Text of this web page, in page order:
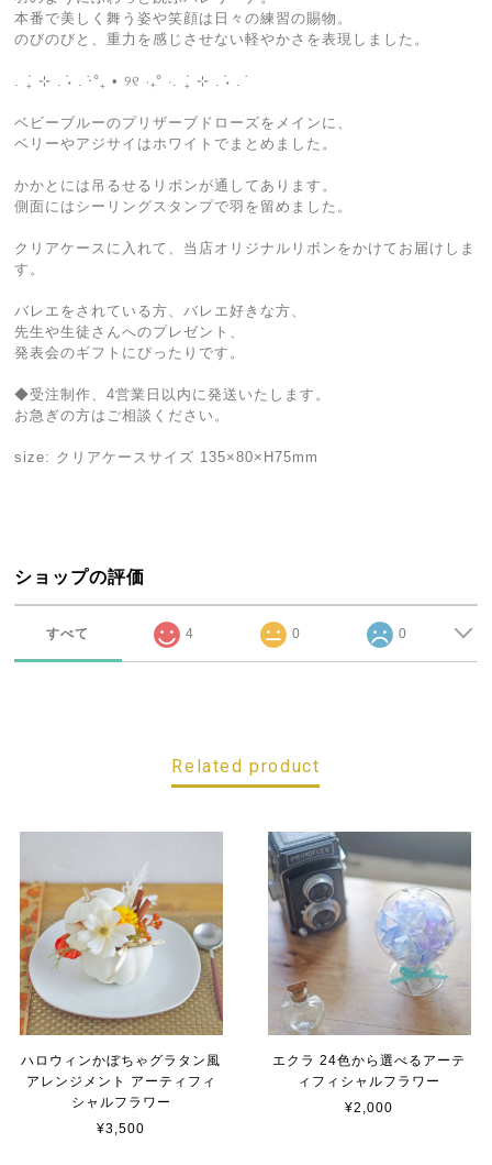
本番で美しく舞う姿や笑顔は日々の練習の賜物。
のびのびと、重力を感じさせない軽やかさを表現しました。
. ݁₊ ⊹ . ݁˖ . ݁⋅°₊ • ୨୧ ‧₊° ⋅. ݁₊ ⊹ . ݁˖ . ݁
ベビーブルーのプリザーブドローズをメインに、
ベリーやアジサイはホワイトでまとめました。
かかとには吊るせるリボンが通してあります。
側面にはシーリングスタンプで羽を留めました。
クリアケースに入れて、当店オリジナルリボンをかけてお届けしま
す。
バレエをされている方、バレエ好きな方、
先生や生徒さんへのプレゼント、
発表会のギフトにぴったりです。
◆受注制作、4営業日以内に発送いたします。
お急ぎの方はご相談ください。
size: クリアケースサイズ 135×80×H75mm
ショップの評価
すべて 4 0 0
Related product
ハロウィンかぼちゃグラタン風
アレンジメント アーティフィ
シャルフラワー
¥3,500
エクラ 24色から選べるアーテ
ィフィシャルフラワー
¥2,000